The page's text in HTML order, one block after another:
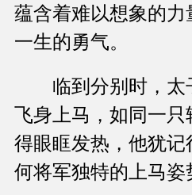
蕴含着难以想象的
一生的勇气。
临到分别时，太
飞身上马，如同一
得眼眶发热，他犹记
何将军独特的上马姿